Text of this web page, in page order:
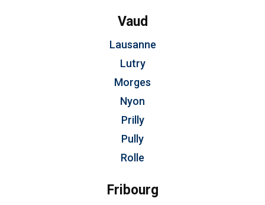
Vaud
Lausanne
Lutry
Morges
Nyon
Prilly
Pully
Rolle
Fribourg